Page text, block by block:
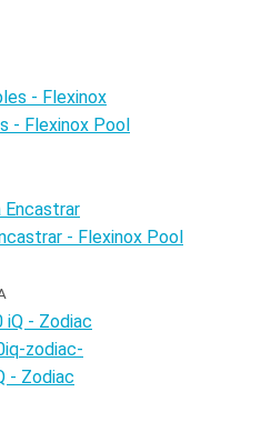
- Flexinox Pool
- Flexinox Pool
- Zodiac